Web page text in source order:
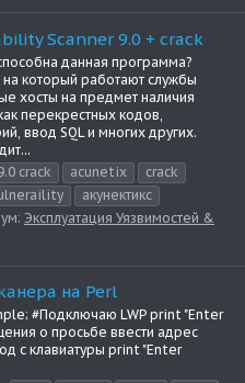
Scanner 9.0 + crack
данная программа?
который работают службы
хосты на предмет наличия
перекрестных кодов,
ввод SQL и многих других.
crack acunetix
crack
акунектикс
Эксплуатация Уязвимостей &
на Perl
#Подключаю LWP print "Enter
о просьбе ввести адрес
с клавиатуры print "Enter